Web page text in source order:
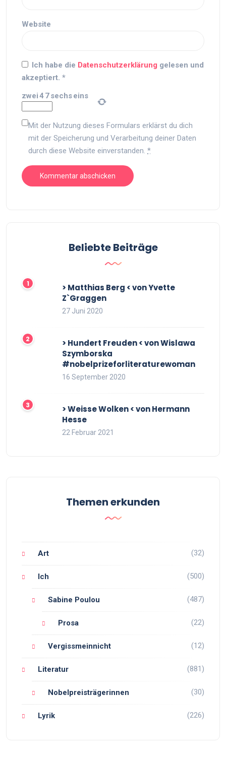
Website
Ich habe die Datenschutzerklärung gelesen und
akzeptiert. *
zwei47sechseins
Mit der Nutzung dieses Formulars erklärst du dich
mit der Speicherung und Verarbeitung deiner Daten
durch diese Website einverstanden. *
Beliebte Beiträge
> Matthias Berg < von Yvette
Z`Graggen
27 Juni 2020
> Hundert Freuden < von Wislawa
Szymborska
#nobelprizeforliteraturewoman
16 September 2020
> Weisse Wolken < von Hermann
Hesse
22 Februar 2021
Themen erkunden
Art (32)
Ich (500)
Sabine Poulou (487)
Prosa (22)
Vergissmeinnicht (12)
Literatur (881)
Nobelpreisträgerinnen (30)
Lyrik (226)